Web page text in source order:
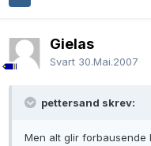
Gielas
Svart 30.Mai.2007
pettersand skrev:
Men alt glir forbausende